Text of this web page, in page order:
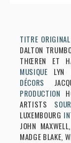
TITRE ORIGINAL
DALTON
THŒREN ET
MUSIQUE LYN
DÉCORS
PRODUCTION
ARTISTS
LUXEMBOURG
JOHN
MADGE BLAKE,